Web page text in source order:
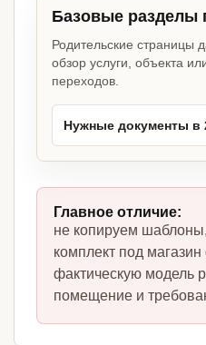
Базовые разделы
Родительские страницы
обзор услуги, объекта
переходов.
Нужные документы в
Главное отличие:
не копируем
комплект под
фактическую модель
помещение и